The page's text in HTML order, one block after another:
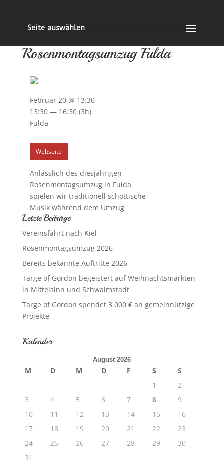
Seite auswählen
Rosenmontagsumzug Fulda
Anlässlich des diesjährigen
Rosenmontagsumzug in Fulda
spielen wir traditionell schottische
Musik während dem Umzug
Februar 20 @ 13:30
13:30 — 16:30 (3h)
Fulda
Webseite
Letzte Beiträge
Vereinsfahrt nach Kiel
Rosenmontagsumzug 2026
Bereits bekannte Auftritte 2026
Targe of Gordon begeistert auf Weihnachtsmärkten
in Mittelsinn und Schwalmstadt
Targe of Gordon spendet 3.000 € an gemeinnützige
Projekte
Kalender
August 2026
M D M D F S
S
1
2
3
4 5 6 7 8
9
10
11 12 13 14 15
16
17
18 19 20 21 22
23
24
25 26 27 28 29
30
31